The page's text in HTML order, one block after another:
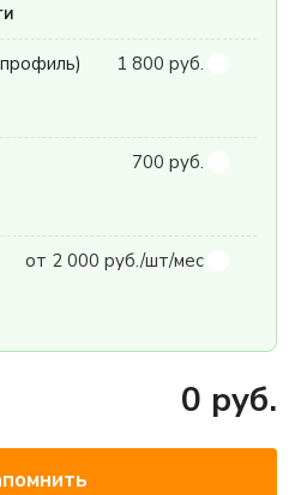
1 800 руб.
700 руб.
от 2 000 руб./шт/мес
0 руб.